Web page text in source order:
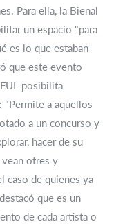
Para ella, la Bienal
un espacio "para
es lo que estaban
que este evento
posibilita
"Permite a aquellos
a un concurso y
hacer de su
otres y
caso de quienes ya
que es un
de cada artista o